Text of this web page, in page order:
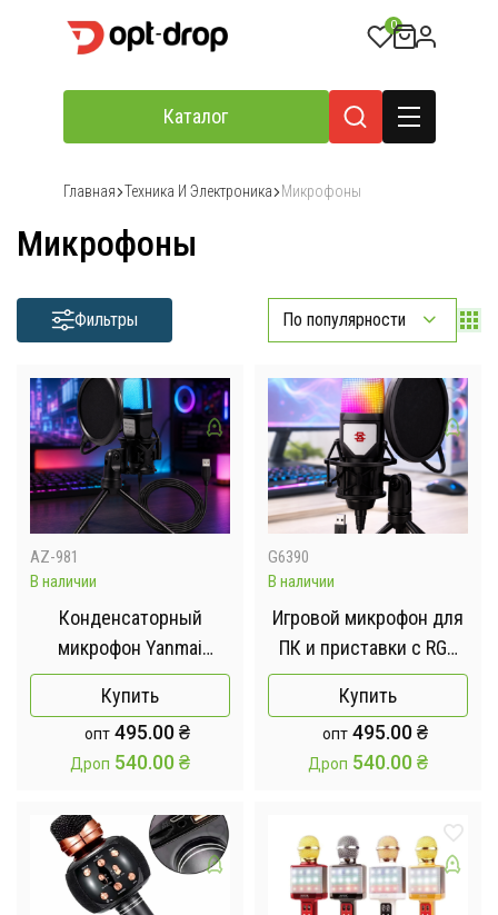
0
Каталог
Главная Техника И Электроника Микрофоны
Микрофоны
Фильтры По популярности
AZ-981
В наличии
Конденсаторный
микрофон Yanmai
SF666R USB с RGB-
подсветкой
Купить
опт 495.00₴
Дроп 540.00₴
G6390
В наличии
Игровой микрофон для
ПК и приставки с RGB
подстветкой /
Микрофон
конденсаторный с поп-
фильтром на подставке
Купить
опт 495.00₴
Дроп 540.00₴